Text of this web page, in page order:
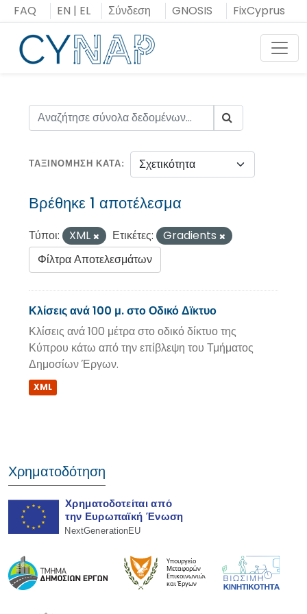
Μεταπήδηση
στο
περιεχόμενο
FAQ EN | EL Σύνδεση GNOSIS FixCyprus
ΤΑΞΙΝΌΜΗΣΗ ΚΑΤΆ
Βρέθηκε 1 αποτέλεσμα
Τύποι: XML Ετικέτες:
Gradients
Φίλτρα Αποτελεσμάτων
Κλίσεις ανά 100 μ. στο Οδικό Δϊκτυο
Κλίσεις ανά 100 μέτρα στο οδικό δίκτυο της
Κύπρου κάτω από την επίβλεψη του Τμήματος
Δημοσίων Έργων.
XML
Χρηματοδότηση